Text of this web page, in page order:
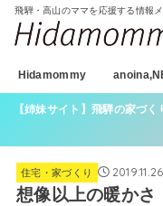
飛騨・高山のママを応援する情報
Hidamommy
【姉妹サイト】飛騨の家づ
住宅・家づくり 2019.11.26
想像以上の暖か